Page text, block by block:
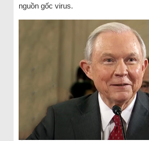
nguồn gốc virus.